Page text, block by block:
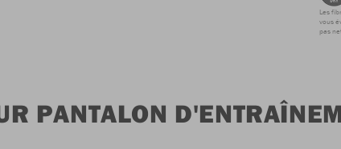
Les
vous
pas
PANTALON